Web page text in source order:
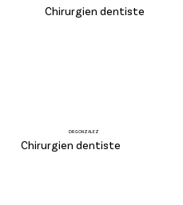
Chirurgien dentiste
DR GONZALEZ
Chirurgien dentiste